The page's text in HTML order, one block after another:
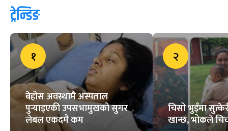
ट्रेन्डिङ
१
बेहोस अवस्थामै अस्पताल
पुर्‍याइएकी उपसभामुखको सुगर
लेबल एकदमै कम
२
चिसो भुइँमा
खान्छ, भोकले